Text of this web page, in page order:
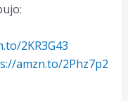
2KR3G43
amzn.to/2Phz7p2